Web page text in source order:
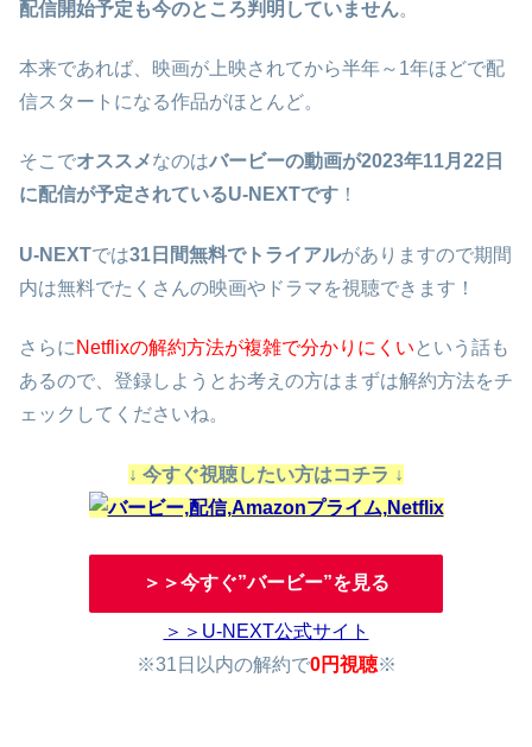
配信開始予定も今のところ判明していません。
本来であれば、映画が上映されてから半年～1年ほどで配
信スタートになる作品がほとんど。
そこでオススメなのはバービーの動画が2023年11月22日
に配信が予定されているU-NEXTです ！
U-NEXTでは31日間無料でトライアルがありますので期間
内は無料でたくさんの映画やドラマを視聴できます！
さらに Netflixの解約方法が複雑で分かりにくい という話も
あるので、登録しようとお考えの方はまずは解約方法をチ
ェックしてくださいね。
↓ 今すぐ視聴したい方はコチラ ↓
＞＞今すぐ”バービー”を見る
＞＞U-NEXT公式サイト
※31日以内の解約で0円視聴※